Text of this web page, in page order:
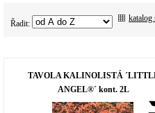
Řadit:
katalog
TAVOLA KALINOLISTÁ
ANGEL®´ kont. 2L